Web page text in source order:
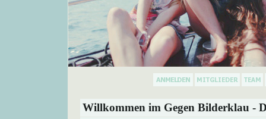
Willkommen im Gegen Bilderklau -